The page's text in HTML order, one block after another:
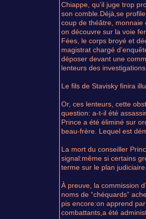
Chiappe, qu’il juge trop
son comble.Déjà,se
coup de théâtre, monnaie
on découvre sur la voie
Fées, le corps broyé et
magistrat chargé
déposer devant une
lenteurs des
Le fils de Stavisky finira
Or, ces lenteurs, cette
question: a-t-il été
Prince a été éliminé sur
beau-frère. Lequel est
La mort du conseiller
signal:même si certains
terme sur le plan
À preuve, la commission
noms de “chéquards”
pis encore:on apprend
combattants,a été